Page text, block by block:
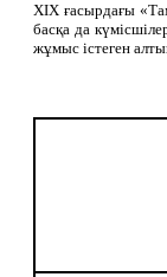
ХІХ ғасырдағы
басқа да
жұмыс істеген